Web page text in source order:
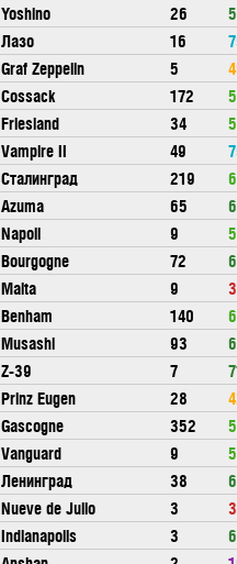
Yoshino 26
Лазо 16
Graf Zeppelin 5
Cossack 172
Friesland 34
Vampire II 49
Сталинград 219
Azuma 65
Napoli 9
Bourgogne 72
Malta 9
Benham 140
Musashi 93
Z-39 7
Prinz Eugen 28
Gascogne 352
Vanguard 9
Ленинград 38
Nueve de Julio 3
Indianapolis 3